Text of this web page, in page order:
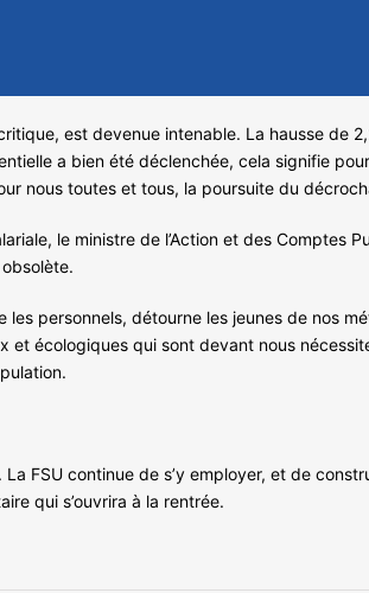
est devenue intenable. La hausse de
a bien été déclenchée, cela signifie
nous toutes et tous, la poursuite du
le ministre de l’Action et des Comptes
personnels, détourne les jeunes de nos
et écologiques qui sont devant nous
FSU continue de s’y employer, et de
qui s’ouvrira à la rentrée.